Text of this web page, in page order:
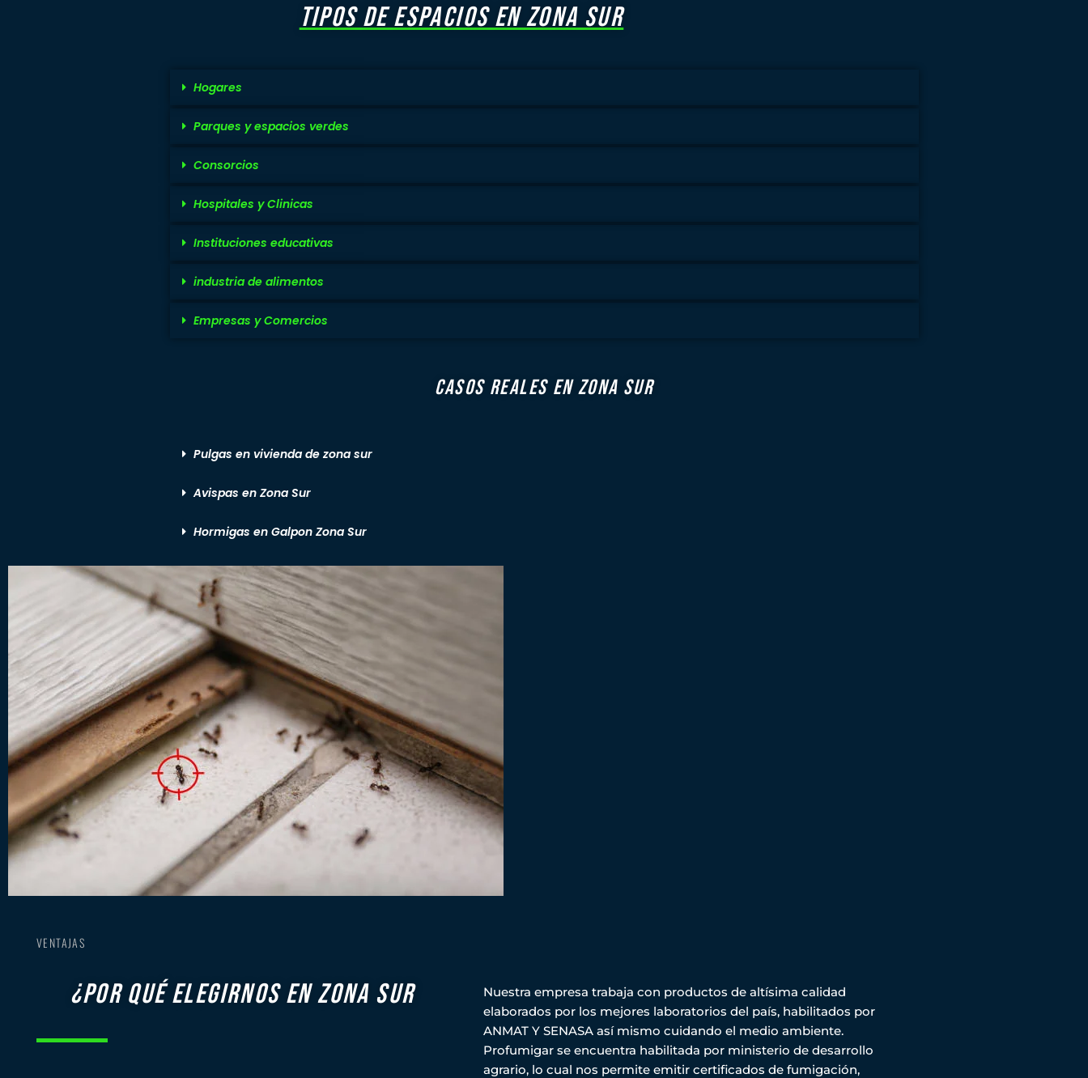
TIPOS DE ESPACIOS EN ZONA SUR
Hogares
Parques y espacios verdes
Consorcios
Hospitales y Clinicas
Instituciones educativas
industria de alimentos
Empresas y Comercios
Casos Reales En Zona Sur
Pulgas en vivienda de zona sur
Avispas en Zona Sur
Hormigas en Galpon Zona Sur
VENTAJAS
¿por qué elegirnos en zona sur
Nuestra empresa trabaja con productos de altísima calidad
elaborados por los mejores laboratorios del país, habilitados por
ANMAT Y SENASA así mismo cuidando el medio ambiente.
Profumigar se encuentra habilitada por ministerio de desarrollo
agrario, lo cual nos permite emitir certificados de fumigación,